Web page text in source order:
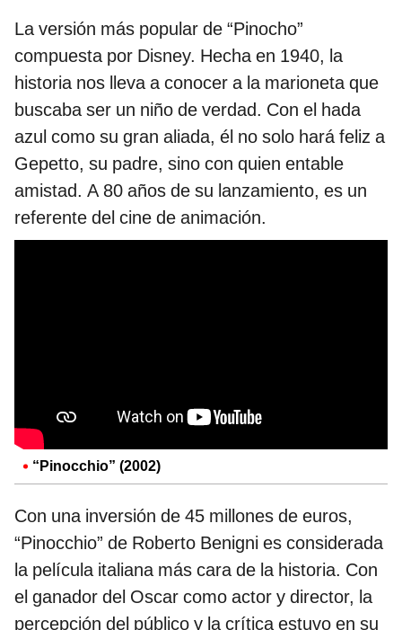
La versión más popular de “Pinocho”
compuesta por Disney. Hecha en 1940, la
historia nos lleva a conocer a la marioneta que
buscaba ser un niño de verdad. Con el hada
azul como su gran aliada, él no solo hará feliz a
Gepetto, su padre, sino con quien entable
amistad. A 80 años de su lanzamiento, es un
referente del cine de animación.
“Pinocchio” (2002)
Con una inversión de 45 millones de euros,
“Pinocchio” de Roberto Benigni es considerada
la película italiana más cara de la historia. Con
el ganador del Oscar como actor y director, la
percepción del público y la crítica estuvo en su